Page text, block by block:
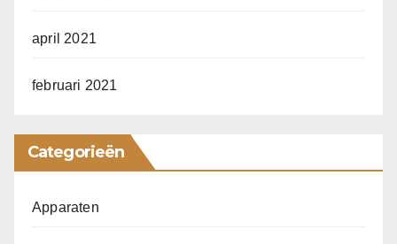
april 2021
februari 2021
Categorieën
Apparaten